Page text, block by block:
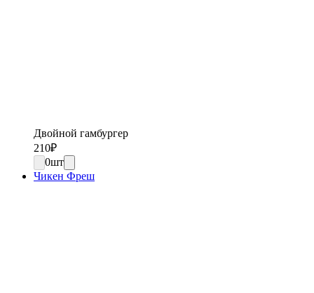
Двойной гамбургер
210₽
0шт
Чикен Фреш